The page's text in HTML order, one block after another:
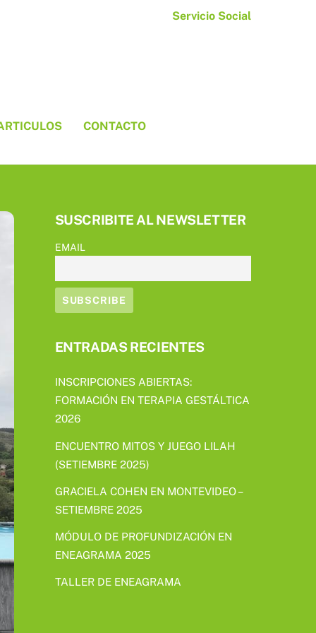
Servicio Social
CONTACTO
SUSCRIBITE AL NEWSLETTER
EMAIL
ENTRADAS RECIENTES
INSCRIPCIONES ABIERTAS:
FORMACIÓN EN TERAPIA GESTÁLTICA
2026
ENCUENTRO MITOS Y JUEGO LILAH
(SETIEMBRE 2025)
GRACIELA COHEN EN MONTEVIDEO –
SETIEMBRE 2025
MÓDULO DE PROFUNDIZACIÓN EN
ENEAGRAMA 2025
TALLER DE ENEAGRAMA